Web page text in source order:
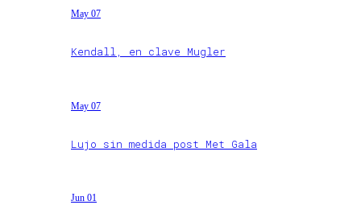
May 07
Kendall, en clave Mugler
May 07
Lujo sin medida post Met Gala
Jun 01